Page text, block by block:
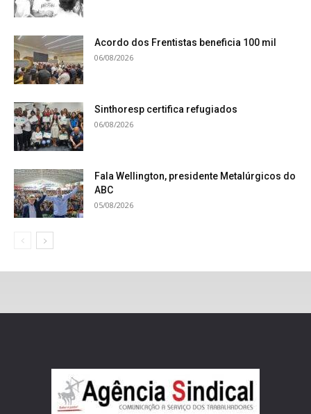
Acordo dos Frentistas beneficia 100 mil
06/08/2026
Sinthoresp certifica refugiados
06/08/2026
Fala Wellington, presidente Metalúrgicos do
ABC
05/08/2026